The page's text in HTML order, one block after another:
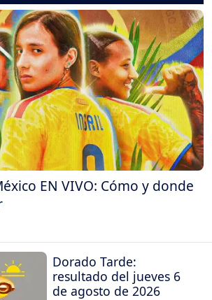
EN VIVO: Cómo y donde
Dorado Tarde:
resultado del jueves 6
de agosto de 2026